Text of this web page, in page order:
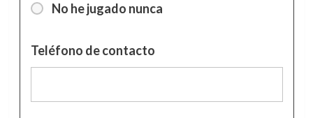
No he jugado nunca
Teléfono de contacto